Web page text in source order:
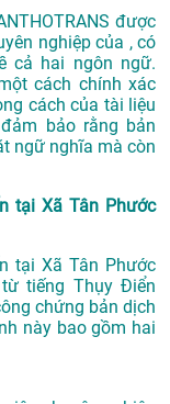
được
nghiệp của , có
cả hai ngôn ngữ.
cách chính xác
cách của tài liệu
bảo rằng bản
ngữ nghĩa mà còn
tại Xã Tân Phước
tại Xã Tân Phước
tiếng Thụy Điển
chứng bản dịch
này bao gồm hai